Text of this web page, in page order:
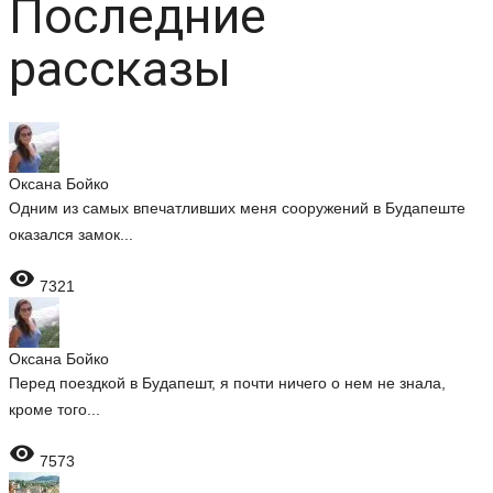
Последние
рассказы
Оксана Бойко
Одним из самых впечатливших меня сооружений в Будапеште
оказался замок...
 7321
Оксана Бойко
Перед поездкой в Будапешт, я почти ничего о нем не знала,
кроме того...
 7573